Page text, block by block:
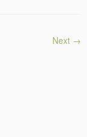
Next →